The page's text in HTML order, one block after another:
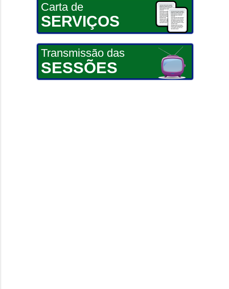
Carta de
SERVIÇOS
Transmissão das
SESSÕES